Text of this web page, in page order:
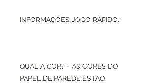
INFORMAÇÕES JOGO RÁPIDO:
QUAL A COR? - AS CORES DO
PAPEL DE PAREDE ESTAO